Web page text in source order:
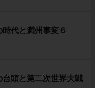
代と満州事変６
頭と第二次世界大戦